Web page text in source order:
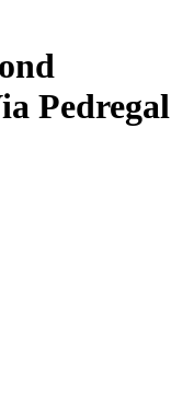
Pedregal